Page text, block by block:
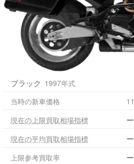
ブラック 1997年式
当時の新車価格
現在の上限買取相場指標
ー
現在の平均買取相場指標 ー
上限参考買取率 ー